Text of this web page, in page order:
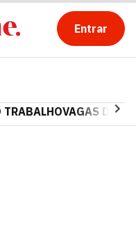
Entrar
TRABALHOVAGAS DE